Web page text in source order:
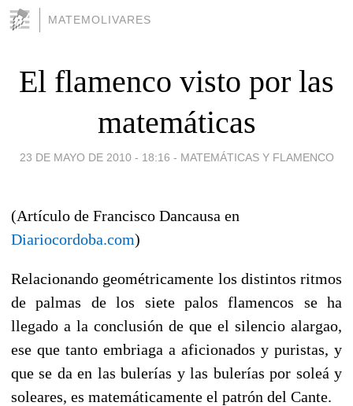
MATEMOLIVARES
El flamenco visto por las
matemáticas
23 DE MAYO DE 2010 - 18:16 - MATEMÁTICAS Y FLAMENCO
(Artículo de Francisco Dancausa en
Diariocordoba.com)
Relacionando geométricamente los distintos ritmos
de palmas de los siete palos flamencos se ha
llegado a la conclusión de que el silencio alargao,
ese que tanto embriaga a aficionados y puristas, y
que se da en las bulerías y las bulerías por soleá y
soleares, es matemáticamente el patrón del Cante.